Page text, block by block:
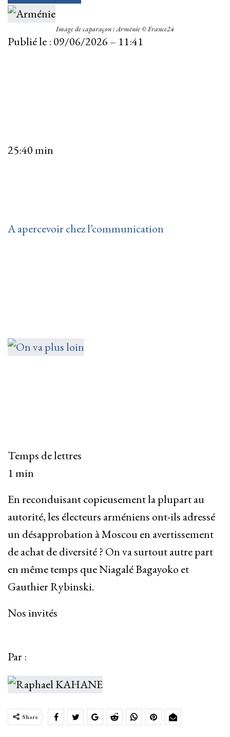
Image de caparaçon : Arménie © France24
Publié le : 09/06/2026 – 11:41
25:40 min
A apercevoir chez l’communication
Temps de lettres
1 min
En reconduisant copieusement la plupart au
autorité, les électeurs arméniens ont-ils adressé
un désapprobation à Moscou en avertissement
de achat de diversité ? On va surtout autre part
en même temps que Niagalé Bagayoko et
Gauthier Rybinski.
Nos invités
Par :
Share